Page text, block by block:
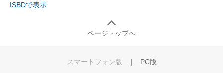
ISBDで表示
ページトップへ
スマートフォン版 | PC版